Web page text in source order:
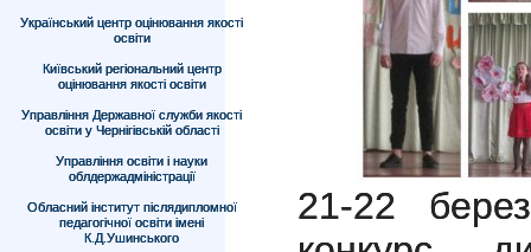
Український центр оцінювання якості
освіти
Київський регіональний центр
оцінювання якості освіти
Управління Державної служби якості
освіти у Чернігівській області
Управління освіти і науки
облдержадміністрації
Обласний інститут післядипломної
педагогічної освіти імені
К.Д.Ушинського
21-22